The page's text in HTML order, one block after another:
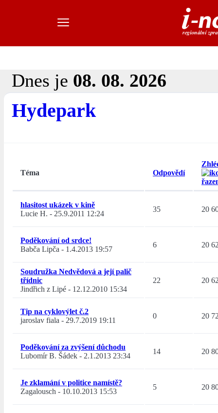
Dnes je 08. 08. 2026
Hydepark
Téma Odpovědí
hlasitost ukázek v kině
Lucie H. - 25.9.2011 12:24
35 20
Poděkování od srdce!
Babča Lipča - 1.4.2013 19:57
6 20
Soudružka Nedvědová a její palič
třídnic
Jindřich z Lipé - 12.12.2010 15:34
22 20
Tip na cyklovýlet č.2
jaroslav fiala - 29.7.2019 19:11
0 20
Poděkování za zvýšení důchodu
Lubomír B. Šádek - 2.1.2013 23:34
14 20
Je zklamání v politice namístě?
Zagalousch - 10.10.2013 15:53
5 20